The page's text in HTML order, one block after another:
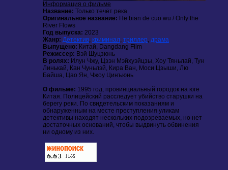
Информация о фильме
Название: Только течёт река
Оригинальное название: He bian de cuo wu / Only the
River Flows
Год выпуска: 2023
Жанр: Детектив, криминал, триллер, драма
Выпущено: Китай, Dangdang Film
Режиссер: Вэй Шуцзюнь
В ролях: Илун Чжу, Цзэн Мэйхуэйцзы, Хоу Тяньлай, Тун
Линькай, Кан Чуньлэй, Кира Ван, Моси Цзыши, Лю
Байша, Цао Ян, Чжоу Цинъюнь
О фильме: 1995 год, провинциальный городок на юге
Китая. Полицейский расследует убийство старушки на
берегу реки. По свидетельским показаниям и
обнаруженным на месте преступления уликам
детективы находят нескольких подозреваемых, но нет
достаточных оснований, чтобы выдвинуть обвинения
ни одному из них.